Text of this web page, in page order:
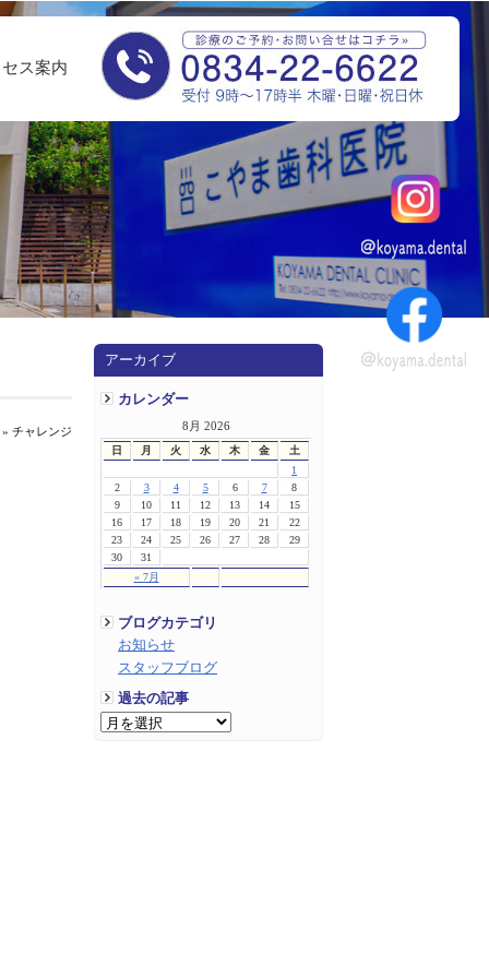
ス案内
アーカイブ
カレンダー
8月 2026
日 月 火 水 木 金 土
« 7月
1
2
3 4 5 6 7
8
9
10 11 12 13 14
15
16
17 18 19 20 21
22
23
24 25 26 27 28
29
30
31
ブログカテゴリ
お知らせ
スタッフブログ
過去の記事
» チャレンジ